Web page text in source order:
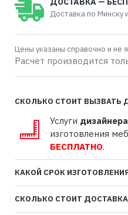
Цены указаны справочно и не
Расчет производится
СКОЛЬКО СТОИТ ВЫЗВАТЬ
Услуги
изготовления
БЕСПЛАТНО.
КАКОЙ СРОК
СКОЛЬКО СТОИТ
Доставка по Минску